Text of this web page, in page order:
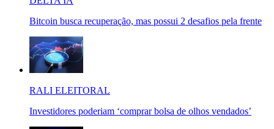
Bitcoin busca recuperação, mas possui 2 desafios pela frente
RALI ELEITORAL
Investidores poderiam ‘comprar bolsa de olhos vendados’